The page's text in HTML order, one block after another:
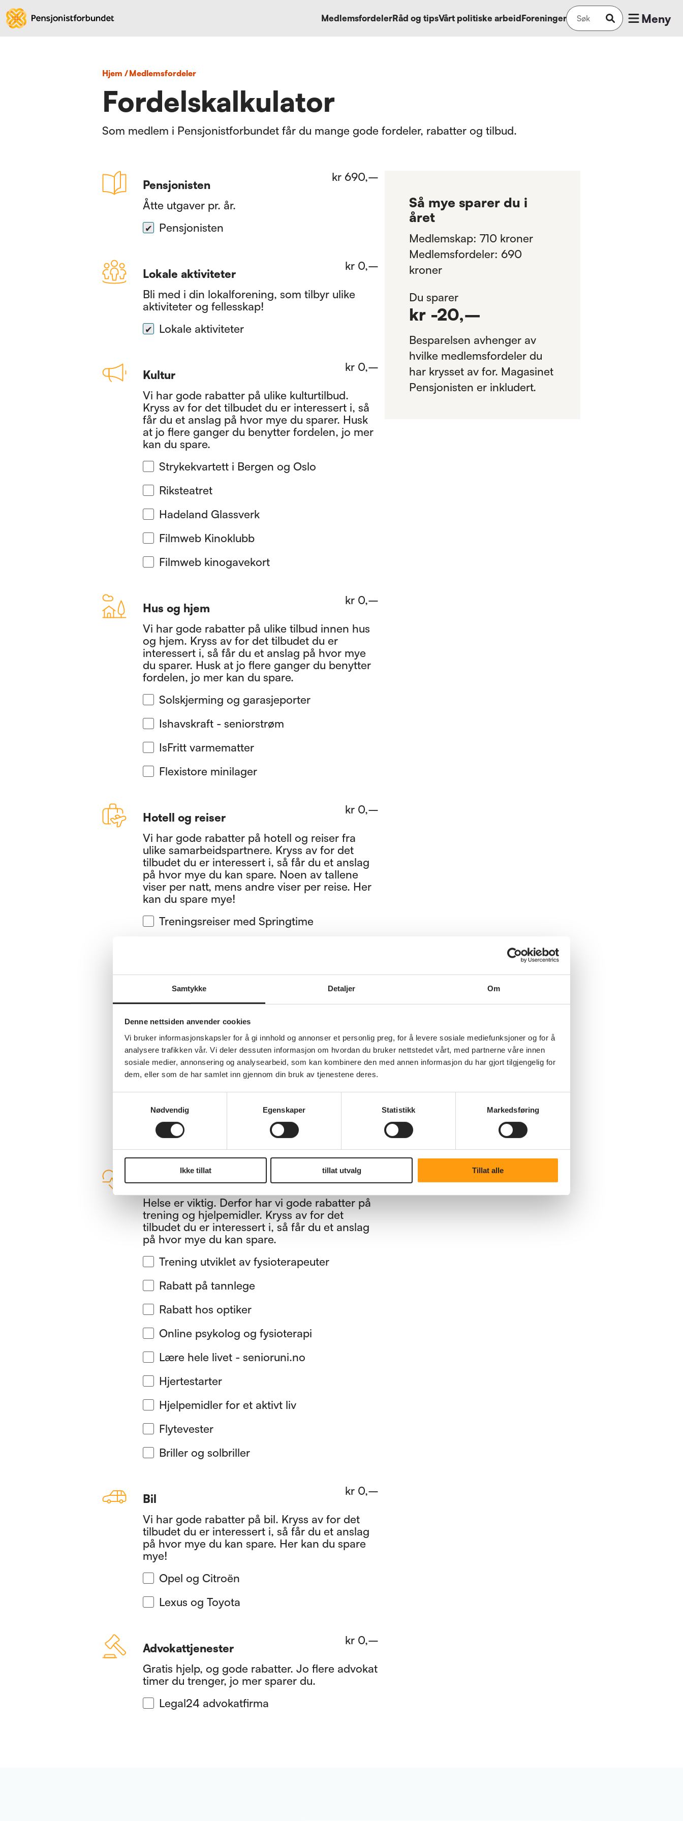
Samtykke Detaljer Om
Denne nettsiden anvender cookies
Vi bruker informasjonskapsler for å gi innhold og annonser et personlig preg, for å levere sosiale mediefunksjoner og for å
analysere trafikken vår. Vi deler dessuten informasjon om hvordan du bruker nettstedet vårt, med partnerne våre innen
sosiale medier, annonsering og analysearbeid, som kan kombinere den med annen informasjon du har gjort tilgjengelig for
dem, eller som de har samlet inn gjennom din bruk av tjenestene deres.
Nødvendig
Egenskaper Statistikk Markedsføring
Ikke tillat tillat utvalg Tillat alle
MedlemsfordelerRåd og tipsVårt politiske arbeidForeninger Meny
Hjem/ medlemsfordeler
Fordelskalkulator
Som medlem i Pensjonistforbundet får du mange gode fordeler, rabatter og tilbud.
Pensjonisten
kr 690,–
Åtte utgaver pr. år.
Pensjonisten
Lokale aktiviteter
kr 0,–
Bli med i din lokalforening, som tilbyr ulike
aktiviteter og fellesskap!
Lokale aktiviteter
Kultur
kr 0,–
Vi har gode rabatter på ulike kulturtilbud.
Kryss av for det tilbudet du er interessert i, så
får du et anslag på hvor mye du sparer. Husk
at jo flere ganger du benytter fordelen, jo mer
kan du spare.
Strykekvartett i Bergen og Oslo
Riksteatret
Hadeland Glassverk
Filmweb Kinoklubb
Filmweb kinogavekort
Hus og hjem
kr 0,–
Vi har gode rabatter på ulike tilbud innen hus
og hjem. Kryss av for det tilbudet du er
interessert i, så får du et anslag på hvor mye
du sparer. Husk at jo flere ganger du benytter
fordelen, jo mer kan du spare.
Solskjerming og garasjeporter
Ishavskraft - seniorstrøm
IsFritt varmematter
Flexistore minilager
Hotell og reiser
kr 0,–
Vi har gode rabatter på hotell og reiser fra
ulike samarbeidspartnere. Kryss av for det
tilbudet du er interessert i, så får du et anslag
på hvor mye du kan spare. Noen av tallene
viser per natt, mens andre viser per reise. Her
kan du spare mye!
Treningsreiser med Springtime
Syden og storby med Apollo
Solgården, Spania
Nortrip-guiden
Hurtigruten/ Boreal Adventure
Go Nordic Cruiseline
Dag Aasbø Travel
Helse og trygghet
kr0
Helse er viktig. Derfor har vi gode rabatter på
trening og hjelpemidler. Kryss av for det
tilbudet du er interessert i, så får du et anslag
på hvor mye du kan spare.
Trening utviklet av fysioterapeuter
Rabatt på tannlege
Rabatt hos optiker
Online psykolog og fysioterapi
Lære hele livet - senioruni.no
Hjertestarter
H​​​​​​jelpemidler for et aktivt liv
Flytevester
Briller og solbriller
Bil
kr 0,–
Vi har gode rabatter på bil. Kryss av for det
tilbudet du er interessert i, så får du et anslag
på hvor mye du kan spare. Her kan du spare
mye!
Opel og Citroën
Lexus og Toyota
Advokattjenester
kr 0,–
Gratis hjelp, og gode rabatter. Jo flere advokat
timer du trenger, jo mer sparer du.
Legal24 advokatfirma
Så mye sparer du i
året
Medlemskap: 710 kroner
Medlemsfordeler: 690
kroner
Du sparer
kr -20,–
Besparelsen avhenger av
hvilke medlemsfordeler du
har krysset av for. Magasinet
Pensjonisten er inkludert.